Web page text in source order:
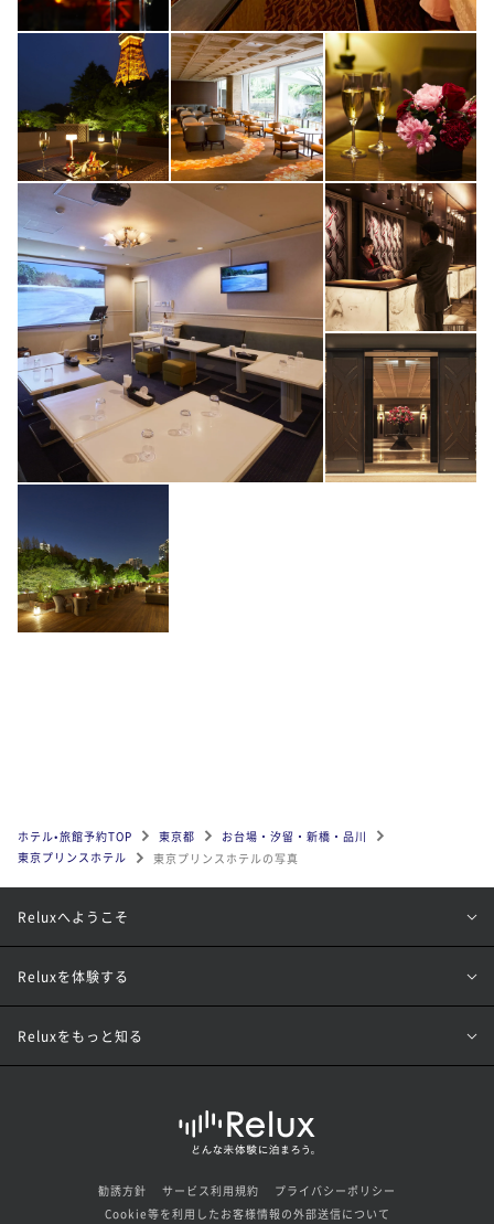
ホテル•旅館予約TOP 東京都
お台場・汐留・新橋・品川
東京プリンスホテル
東京プリンスホテルの写真
Reluxへようこそ
Reluxを体験する
Reluxをもっと知る
勧誘方針 サービス利用規約
プライバシーポリシー
Cookie等を利用したお客様情報の外部送信について